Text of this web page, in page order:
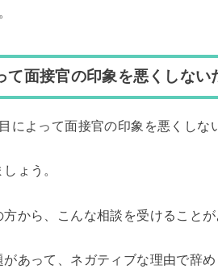
て面接官の印象を悪くしない
によって面接官の印象を悪くしな
ょう。
から、こんな相談を受けることが
があって、ネガティブな理由で辞